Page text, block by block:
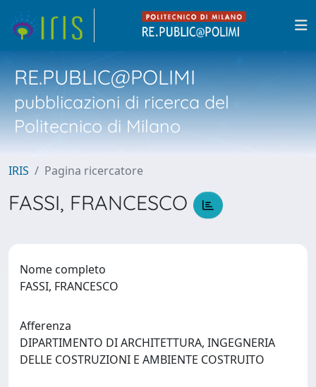
RE.PUBLIC@POLIMI
pubblicazioni di ricerca del
Politecnico di Milano
IRIS Pagina ricercatore
FASSI, FRANCESCO
Nome completo
FASSI, FRANCESCO
Afferenza
DIPARTIMENTO DI ARCHITETTURA, INGEGNERIA
DELLE COSTRUZIONI E AMBIENTE COSTRUITO